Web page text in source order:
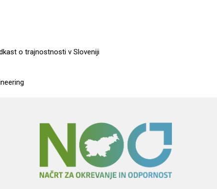
o trajnostnosti v Sloveniji